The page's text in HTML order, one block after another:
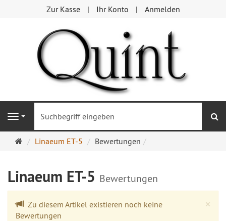
Zur Kasse Ihr Konto Anmelden
Navigation
Startseite
Linaeum ET-5 Bewertungen
Linaeum ET-5 Bewertungen
×
Zu diesem Artikel existieren noch keine
Bewertungen